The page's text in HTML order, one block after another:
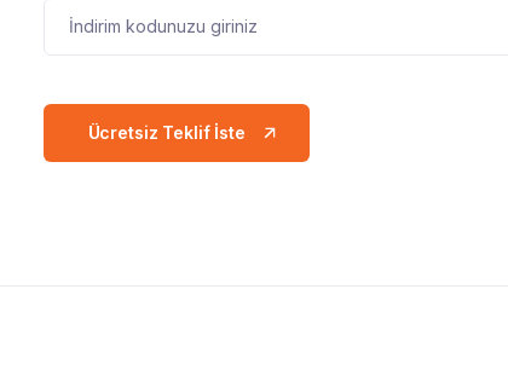
Ücretsiz Teklif İste